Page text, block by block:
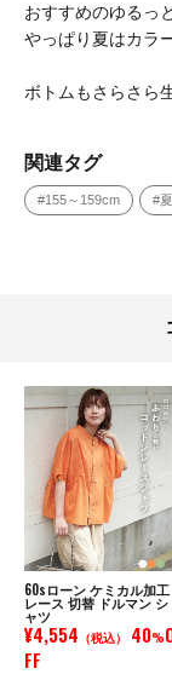
おすすめのゆるっ
やっぱり夏はカラ
ボトムもさらさら
関連タグ
#155～159cm #
60sローン ケミカル加工
レース 切替 ドルマン シ
ャツ
¥4,554 （税込） 40%
FF